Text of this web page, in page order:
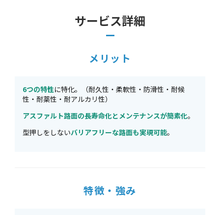
サービス詳細
メリット
6つの特性に特化。（耐久性・柔軟性・防滑性・耐候
性・耐薬性・耐アルカリ性）
アスファルト路面の長寿命化とメンテナンスが簡素化。
型押しをしないバリアフリーな路面も実現可能。
特徴・強み